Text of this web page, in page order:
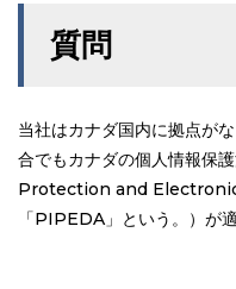
質問
当社はカナダ国内に拠点が
合でもカナダの個人情報
Protection and
「PIPEDA」という。）が